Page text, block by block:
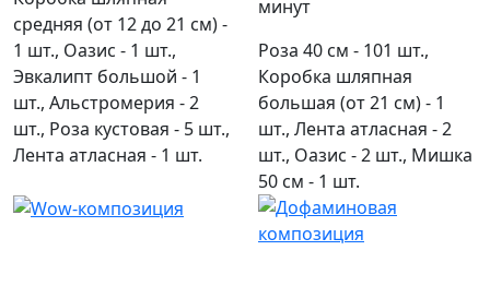
средняя (от 12 до 21 см) -
1 шт., Оазис - 1 шт.,
Эвкалипт большой - 1
шт., Альстромерия - 2
шт., Роза кустовая - 5 шт.,
Лента атласная - 1 шт.
минут
Роза 40 см - 101 шт.,
Коробка шляпная
большая (от 21 см) - 1
шт., Лента атласная - 2
шт., Оазис - 2 шт., Мишка
50 см - 1 шт.